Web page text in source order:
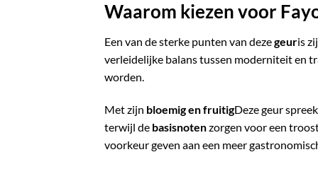
Waarom kiezen voor
Een van de sterke punten van dezegeuris
verleidelijke balans tussen moderniteit en
worden.
Met zijn bloemig en fruitigDeze geur
terwijl de basisnotenzorgen voor een
voorkeur geven aan een meer